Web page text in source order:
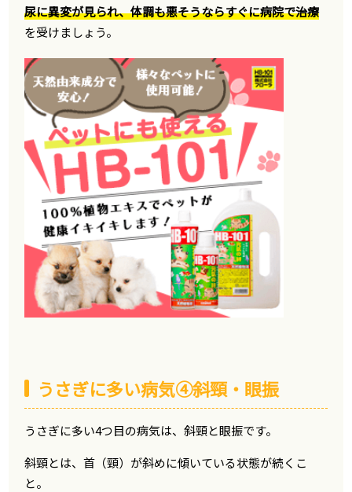
尿に異変が見られ、体調も悪そうならすぐに病院で治療
を受けましょう。
うさぎに多い病気④斜頸・眼振
うさぎに多い4つ目の病気は、斜頸と眼振です。
斜頸とは、首（頸）が斜めに傾いている状態が続くこ
と。